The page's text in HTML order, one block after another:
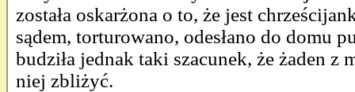
została oskarżona o to, że jest
sądem, torturowano, odesłano do domu
budziła jednak taki szacunek, że żaden z
niej zbliżyć.